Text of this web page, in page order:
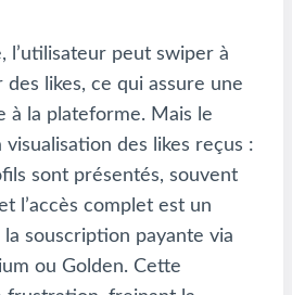
l’utilisateur peut swiper à
likes, ce qui assure une
à la plateforme. Mais le
des likes reçus :
sont présentés, souvent
l’accès complet est un
souscription payante via
ou Golden. Cette